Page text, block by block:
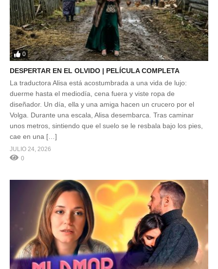
0
DESPERTAR EN EL OLVIDO | PELÍCULA COMPLETA
La traductora Alisa está acostumbrada a una vida de lujo:
duerme hasta el mediodía, cena fuera y viste ropa de
diseñador. Un día, ella y una amiga hacen un crucero por el
Volga. Durante una escala, Alisa desembarca. Tras caminar
unos metros, sintiendo que el suelo se le resbala bajo los pies,
cae en una […]
JULIO 24, 2026
0